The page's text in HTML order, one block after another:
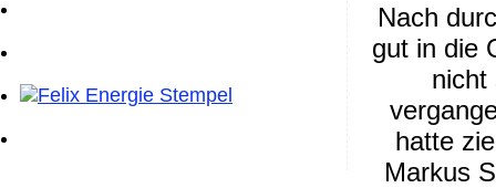
Nach
gut in die
nicht
hatte
Markus